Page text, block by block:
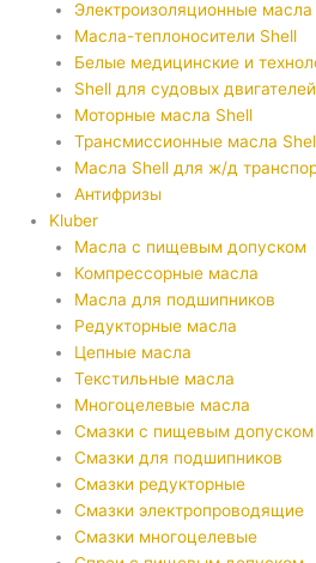
Электроизоляционные масла
Масла-теплоносители Shell
Белые медицинские и
Shell для судовых двигателей
Моторные масла Shell
Трансмиссионные масла
Масла Shell для ж/д
Антифризы
Kluber
Масла с пищевым допуском
Компрессорные масла
Масла для подшипников
Редукторные масла
Цепные масла
Текстильные масла
Многоцелевые масла
Смазки с пищевым допуском
Смазки для подшипников
Смазки редукторные
Смазки электропроводящие
Смазки многоцелевые